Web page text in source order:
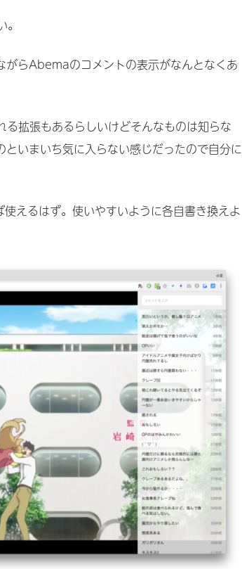
がらAbemaのコメントの表示がなんとなくあ
る拡張もあるらしいけどそんなものは知らな
いまいち気に入らない感じだったので自分に
えるはず。使いやすいように各自書き換えよ